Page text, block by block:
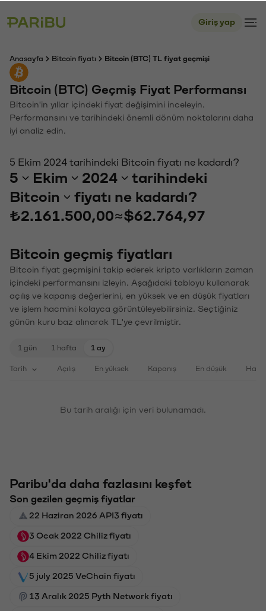
Giriş yap
Anasayfa Bitcoin fiyatı Bitcoin (BTC) TL fiyat geçmişi
Bitcoin (BTC) Geçmiş Fiyat Performansı
Bitcoin'in yıllar içindeki fiyat değişimini inceleyin.
Performansını ve tarihindeki önemli dönüm noktalarını daha
iyi analiz edin.
5 Ekim 2024 tarihindeki Bitcoin fiyatı ne kadardı?
5 Ekim 2024
tarihindeki
Bitcoin
fiyatı ne kadardı?
₺2.161.500,00≈$62.764,97
Bitcoin geçmiş fiyatları
Bitcoin fiyat geçmişini takip ederek kripto varlıkların zaman
içindeki performansını izleyin. Aşağıdaki tabloyu kullanarak
açılış ve kapanış değerlerini, en yüksek ve en düşük fiyatları
ve işlem hacmini kolayca görüntüleyebilirsiniz. Seçtiğiniz
günün kuru baz alınarak TL'ye çevrilmiştir.
1 gün 1 hafta 1 ay
Tarih Açılış En yüksek Kapanış En düşük
Bu tarih aralığı için veri bulunamadı.
Paribu'da daha fazlasını keşfet
Son gezilen geçmiş fiyatlar
22 Haziran 2026 API3 fiyatı
3 Ocak 2022 Chiliz fiyatı
4 Ekim 2022 Chiliz fiyatı
5 july 2025 VeChain fiyatı
13 Aralık 2025 Pyth Network fiyatı